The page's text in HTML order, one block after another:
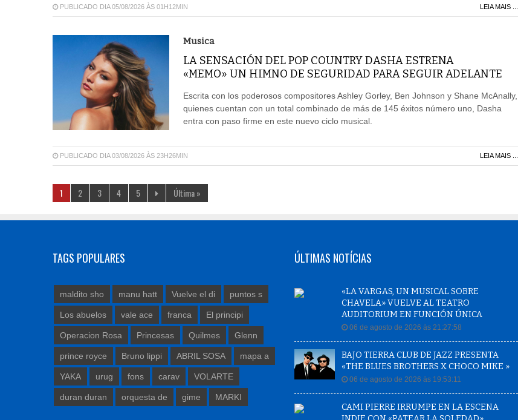
PUBLICADO DIA 05/08/2026 ÀS 01H12MIN LEIA MAIS ...
Musica
LA SENSACIÓN DEL POP COUNTRY DASHA ESTRENA
«MEMO» UN HIMNO DE SEGURIDAD PARA SEGUIR ADELANTE
Escrita con los poderosos compositores Ashley Gorley, Ben Johnson y Shane McAnally,
quienes cuentan con un total combinado de más de 145 éxitos número uno, Dasha
entra con paso firme en este nuevo ciclo musical.
PUBLICADO DIA 03/08/2026 ÀS 23H26MIN LEIA MAIS ...
1 2 3 4 5 Última »
TAGS POPULARES
maldito sho manu hatt Vuelve el di puntos s
Los abuelos vale ace franca El principi
Operacion Rosa Princesas Quilmes Glenn
prince royce Bruno lippi ABRIL SOSA mapa a
YAKA urug fons carav VOLARTE
duran duran orquesta de gime MARKI
ÚLTIMAS NOTÍCIAS
«LA VARGAS, UN MUSICAL SOBRE
CHAVELA» VUELVE AL TEATRO
AUDITORIUM EN FUNCIÓN ÚNICA
06 de agosto de 2026 às 21:27:58
BAJO TIERRA CLUB DE JAZZ PRESENTA
«THE BLUES BROTHERS X CHOCO MIKE »
06 de agosto de 2026 às 19:53:11
CAMI PIERRE IRRUMPE EN LA ESCENA